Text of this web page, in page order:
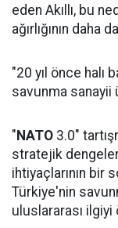
eden Akıllı, bu
ağırlığının daha
"20 yıl önce halı
savunma sanayii
"NATO 3.0"
stratejik
ihtiyaçlarının bir
Türkiye'nin
uluslararası ilgiyi